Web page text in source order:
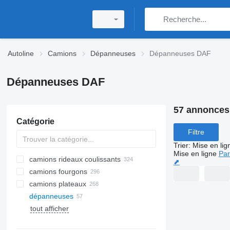
Autoline Camions Dépanneuses Dépanneuses DAF
Dépanneuses DAF
Catégorie
camions rideaux coulissants
camions fourgons
camions plateaux
dépanneuses
tout afficher
57
Filtre
Trier: Mise en
Mise en ligne
⬈